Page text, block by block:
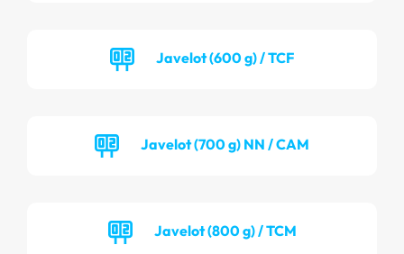
Javelot (600 g) / TCF
Javelot (700 g) NN / CAM
Javelot (800 g) / TCM